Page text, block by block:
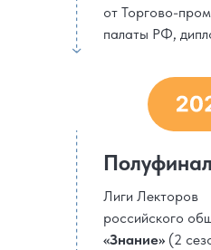
от Торгово-
палаты РФ,
Лиги Лекторов
российского
«Знание» (2